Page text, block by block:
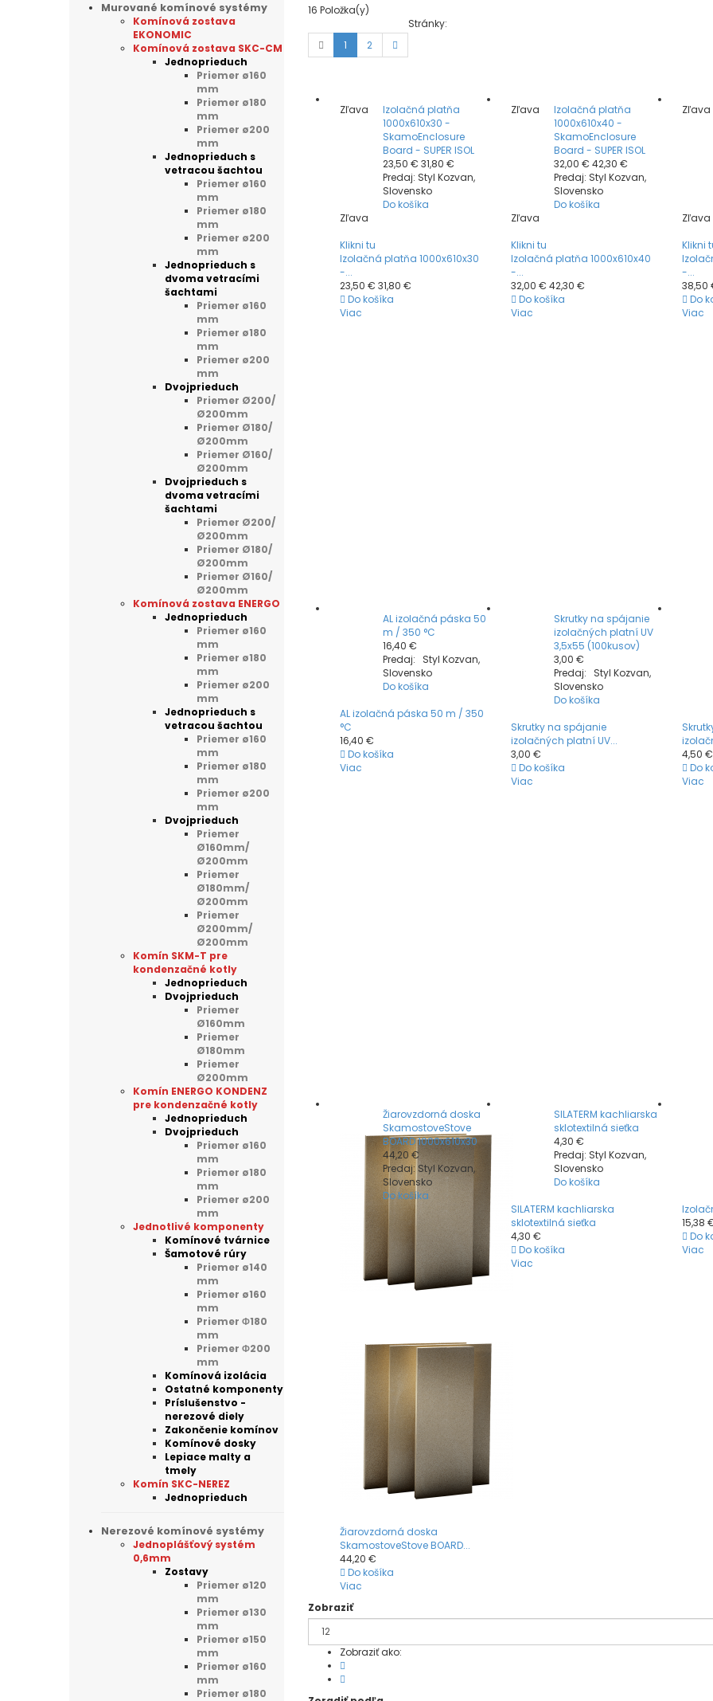
Murované komínové systémy
Komínová zostava
EKONOMIC
Komínová zostava SKC-CM
Jednoprieduch
Priemer ø160
mm
Priemer ø180
mm
Priemer ø200
mm
Jednoprieduch s
vetracou šachtou
Priemer ø160
mm
Priemer ø180
mm
Priemer ø200
mm
Jednoprieduch s
dvoma vetracími
šachtami
Priemer ø160
mm
Priemer ø180
mm
Priemer ø200
mm
Dvojprieduch
Priemer Ø200/
Ø200mm
Priemer Ø180/
Ø200mm
Priemer Ø160/
Ø200mm
Dvojprieduch s
dvoma vetracími
šachtami
Priemer Ø200/
Ø200mm
Priemer Ø180/
Ø200mm
Priemer Ø160/
Ø200mm
Komínová zostava ENERGO
Jednoprieduch
Priemer ø160
mm
Priemer ø180
mm
Priemer ø200
mm
Jednoprieduch s
vetracou šachtou
Priemer ø160
mm
Priemer ø180
mm
Priemer ø200
mm
Dvojprieduch
Priemer
Ø160mm/
Ø200mm
Priemer
Ø180mm/
Ø200mm
Priemer
Ø200mm/
Ø200mm
Komín SKM-T pre
kondenzačné kotly
Jednoprieduch
Dvojprieduch
Priemer
Ø160mm
Priemer
Ø180mm
Priemer
Ø200mm
Komín ENERGO KONDENZ
pre kondenzačné kotly
Jednoprieduch
Dvojprieduch
Priemer ø160
mm
Priemer ø180
mm
Priemer ø200
mm
Jednotlivé komponenty
Komínové tvárnice
Šamotové rúry
Priemer ø140
mm
Priemer ø160
mm
Priemer Φ180
mm
Priemer Φ200
mm
Komínová izolácia
Ostatné komponenty
Príslušenstvo -
nerezové diely
Zakončenie komínov
Komínové dosky
Lepiace malty a
tmely
Komín SKC-NEREZ
Jednoprieduch
Nerezové komínové systémy
Jednoplášťový systém
0,6mm
Zostavy
Priemer ø120
mm
Priemer ø130
mm
Priemer ø150
mm
Priemer ø160
mm
Priemer ø180
16 Položka(y)
1 2
Stránky:
Zľava
Izolačná platňa
1000x610x30 -
SkamoEnclosure
Board - SUPER ISOL
23,50 € 31,80 €
Predaj: Styl Kozvan,
Slovensko
Do košíka
Zľava
Klikni tu
Izolačná platňa 1000x610x30
-...
23,50 € 31,80 €
Do košíka
Viac
Zľava
Izolačná platňa
1000x610x40 -
SkamoEnclosure
Board - SUPER ISOL
32,00 € 42,30 €
Predaj: Styl Kozvan,
Slovensko
Do košíka
Zľava
Klikni tu
Izolačná platňa 1000x610x40
-...
32,00 € 42,30 €
Do košíka
Viac
Zľava
Zľava
Klikni
-...
38,50
Do
Viac
AL izolačná páska 50
m / 350 °C
16,40 €
Predaj: Styl Kozvan,
Slovensko
Do košíka
AL izolačná páska 50 m / 350
°C
16,40 €
Do košíka
Viac
Skrutky na spájanie
izolačných platní UV
3,5x55 (100kusov)
3,00 €
Predaj: Styl Kozvan,
Slovensko
Do košíka
Skrutky na spájanie
izolačných platní UV...
3,00 €
Do košíka
Viac
4,50 €
Do
Viac
Žiarovzdorná doska
SkamostoveStove
BOARD 1000x610x30
44,20 €
Predaj: Styl Kozvan,
Slovensko
Do košíka
Žiarovzdorná doska
SkamostoveStove BOARD...
44,20 €
Do košíka
Viac
SILATERM kachliarska
sklotextilná sieťka
4,30 €
Predaj: Styl Kozvan,
Slovensko
Do košíka
SILATERM kachliarska
sklotextilná sieťka
4,30 €
Do košíka
Viac
15,38
Do
Viac
Zobraziť
Zobraziť ako: